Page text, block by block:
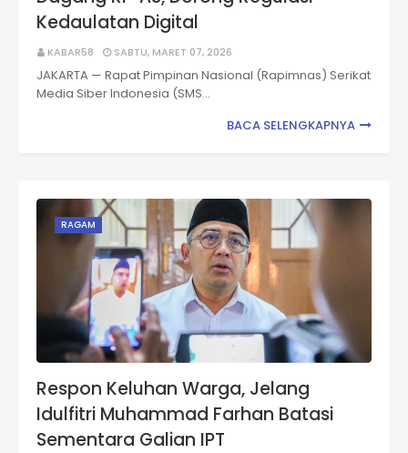
Kedaulatan Digital
KABAR58 SABTU, MARET 07, 2026
JAKARTA — Rapat Pimpinan Nasional (Rapimnas) Serikat
Media Siber Indonesia (SMS…
BACA SELENGKAPNYA
RAGAM
Respon Keluhan Warga, Jelang
Idulfitri Muhammad Farhan Batasi
Sementara Galian IPT